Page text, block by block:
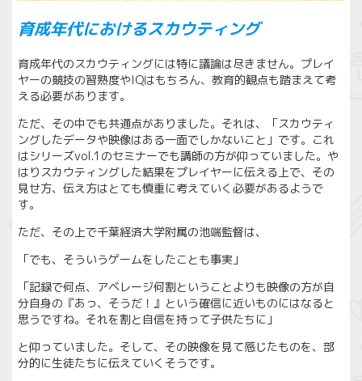
育成年代におけるスカウティング
育成年代のスカウティングには特に議論は尽きません。プレイ
ヤーの競技の習熟度やIQはもちろん、教育的観点も踏まえて考
える必要があります。
ただ、その中でも共通点がありました。それは、「スカウティ
ングしたデータや映像はある一面でしかないこと」です。これ
はシリーズvol.1のセミナーでも講師の方が仰っていました。や
はりスカウティングした結果をプレイヤーに伝える上で、その
見せ方、伝え方はとても慎重に考えていく必要があるようで
す。
ただ、その上で千葉経済大学附属の池端監督は、
「でも、そういうゲームをしたことも事実」
「記録で何点、アベレージ何割ということよりも映像の方が自
分自身の『あっ、そうだ！』という確信に近いものにはなると
思うですね。それを割と自信を持って子供たちに」
と仰っていました。そして、その映像を見て感じたものを、部
分的に生徒たちに伝えていくそうです。